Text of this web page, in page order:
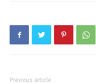
Previous article